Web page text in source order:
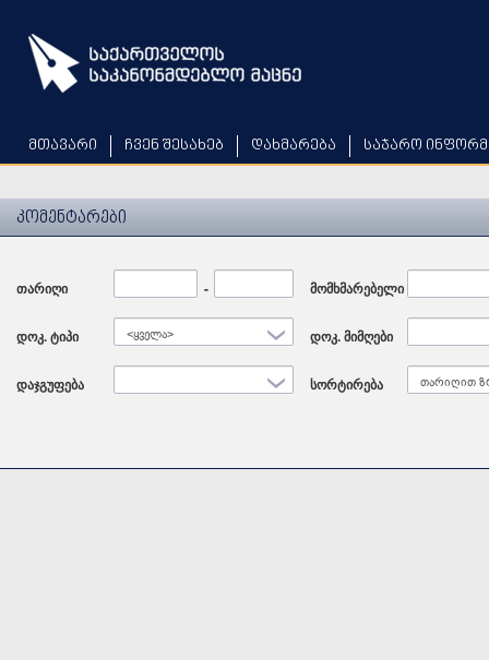
main
content
მთავარი ჩვენ შესახებ დახმარება საჯარო
კომენტარები
თარიღი - მომხმარებელი
დოკ. ტიპი <ყველა> დოკ. მიმღები
დაჯგუფება სორტირება თარიღით